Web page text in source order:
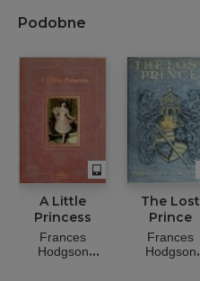
Podobne
A Little
Princess
Frances
Hodgson
The Lost
Prince
Frances
Hodgson